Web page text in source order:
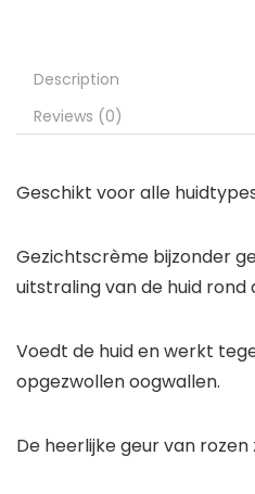
Description
Reviews (0)
Geschikt voor alle
Gezichtscrème bijzonder
uitstraling van de huid rond
Voedt de huid en werkt
opgezwollen oogwallen.
De heerlijke geur van rozen